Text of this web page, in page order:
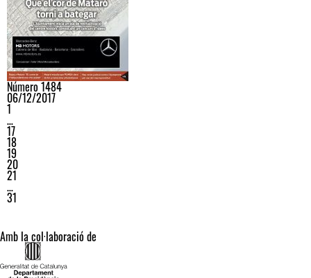
Número 1484
06/12/2017
1
…
17
18
19
20
21
…
31
Amb la col·laboració de